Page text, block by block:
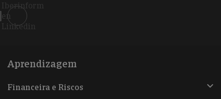
Iberinform
en
Linkedin
Aprendizagem
Financeira e Riscos